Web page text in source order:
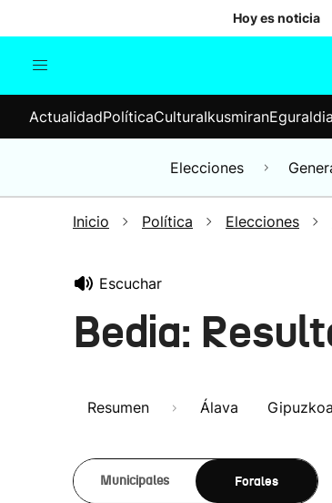
Hoy es noticia
Elecciones
ActualidadPolíticaCulturaIkusmiranEguraldia
Elecciones
Inicio Política Elecciones
Escuchar
Bedia:
Resumen Álava Gipuzkoa
Municipales Forales